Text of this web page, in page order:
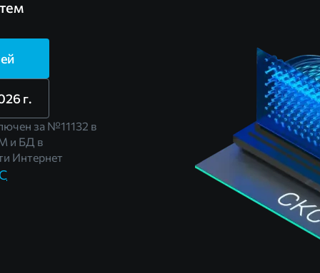
г.
за №11132 в
и БД в
Интернет